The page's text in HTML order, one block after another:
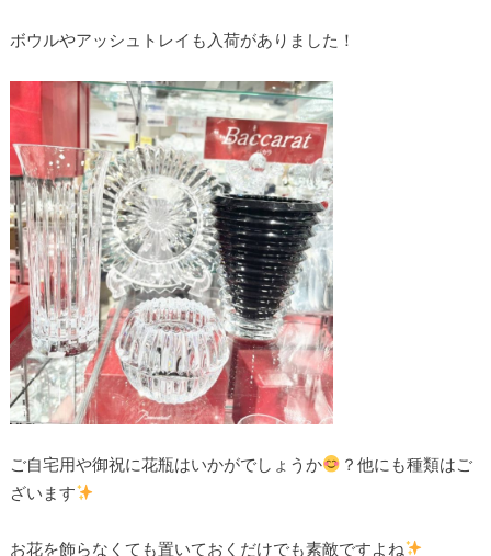
ボウルやアッシュトレイも入荷がありました！
ご自宅用や御祝に花瓶はいかがでしょうか
？他にも種類はご
ざいます
お花を飾らなくても置いておくだけでも素敵ですよね